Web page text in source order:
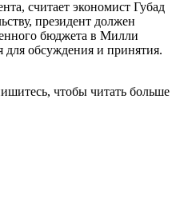
считает экономист Губад
президент должен
бюджета в Милли
обсуждения и принятия.
чтобы читать больше